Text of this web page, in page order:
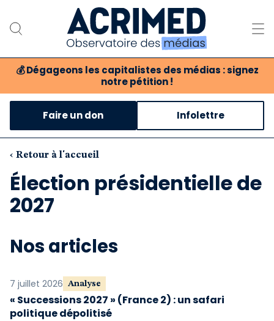
💰 Dégageons les capitalistes des médias : signez
notre pétition !
Notre association
Notre critique des médias
Nos propositions
Notre revue
Faire un don Infolettre
‹ Retour à l'accueil
Élection présidentielle de
2027
Nos articles
7 juillet 2026 Analyse
« Successions 2027 » (France 2) : un safari
politique dépolitisé